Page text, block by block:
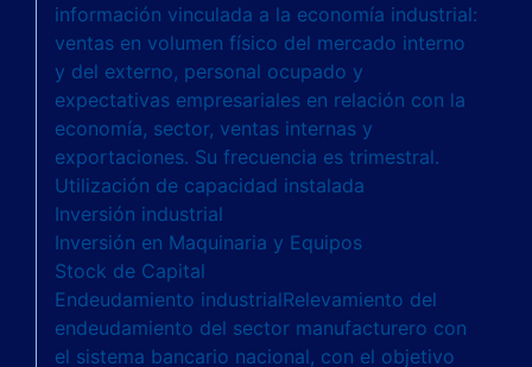
información vinculada a la economía industrial:
ventas en volumen físico del mercado interno
y del externo, personal ocupado y
expectativas empresariales en relación con la
economía, sector, ventas internas y
exportaciones. Su frecuencia es trimestral.
Utilización de capacidad instalada
Inversión industrial
Inversión en Maquinaria y Equipos
Stock de Capital
Endeudamiento industrialRelevamiento del
endeudamiento del sector manufacturero con
el sistema bancario nacional, con el objetivo